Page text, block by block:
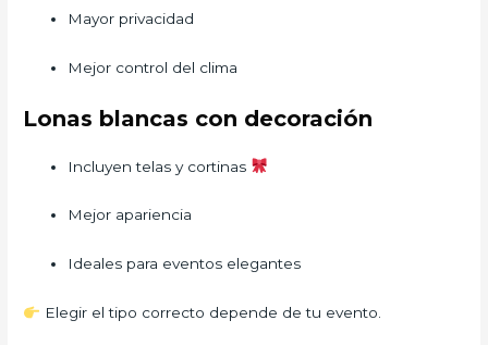
Mayor privacidad
Mejor control del clima
Lonas blancas con decoración
Incluyen telas y cortinas
Mejor apariencia
Ideales para eventos elegantes
Elegir el tipo correcto depende de tu evento.